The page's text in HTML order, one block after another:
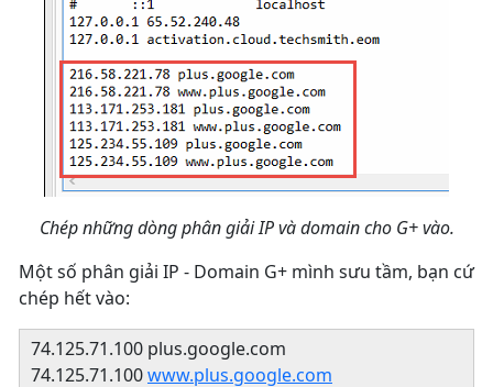
Chép những dòng phân giải IP và domain cho G+ vào.
Một số phân giải IP - Domain G+ mình sưu tầm, bạn cứ
chép hết vào:
74.125.71.100 plus.google.com
74.125.71.100www.plus.google.com